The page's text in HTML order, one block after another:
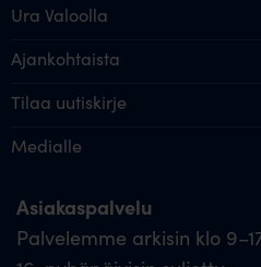
Ura Valoolla
Ajankohtaista
Tilaa uutiskirje
Medialle
Asiakaspalvelu
Palvelemme arkisin klo